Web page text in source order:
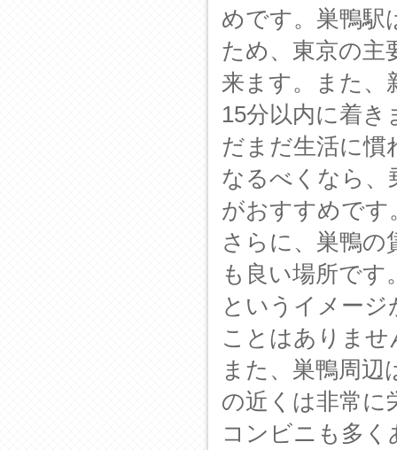
めです。巣鴨駅
ため、東京の主
来ます。また、
15分以内に着
だまだ生活に慣
なるべくなら、
がおすすめです
さらに、巣鴨の
も良い場所で
というイメー
ことはありま
また、巣鴨周辺
の近くは非常に
コンビニも多